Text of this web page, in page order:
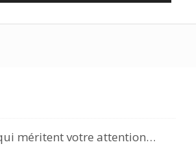
méritent votre attention…